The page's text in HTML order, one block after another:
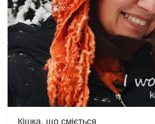
Кішка, що сміється